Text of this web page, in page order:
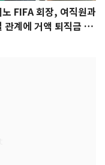
노 FIFA 회장, 여직원과
관계에 거액 퇴직금 지